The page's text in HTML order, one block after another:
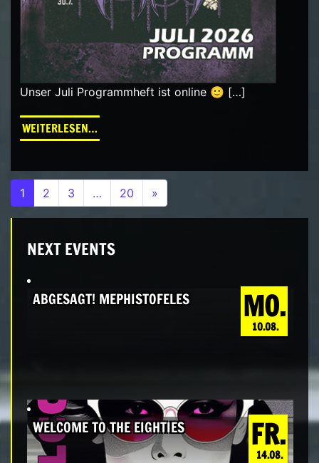
Unser Juli Programmheft ist online 🙂 […]
WEITERLESEN…FROM PROGRAMM JULI 2026
Beitrags-Navigation
1 2 3 … 20 »
NEXT EVENTS
MO.
10.08.
ABGESAGT! MEPHISTOFELES
FR.
14.08.
WELCOME TO THE EIGHTIES